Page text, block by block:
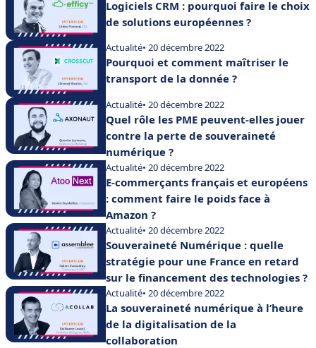
Logiciels CRM : pourquoi faire le choix
de solutions européennes ?
Actualité• 20 décembre 2022
Pourquoi et comment maîtriser le
transport de la donnée ?
Actualité• 20 décembre 2022
Quel rôle les PME peuvent-elles jouer
contre la perte de souveraineté
numérique ?
Actualité• 20 décembre 2022
E-commerçants français et européens
: comment faire le poids face à
Amazon ?
Actualité• 20 décembre 2022
Souveraineté Numérique : quelle
stratégie pour une France en retard
sur le financement des technologies ?
Actualité• 20 décembre 2022
La souveraineté numérique à l’heure
de la digitalisation de la
collaboration